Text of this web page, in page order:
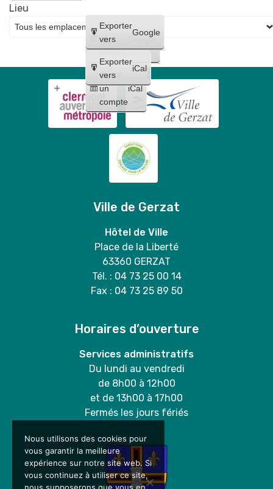
Créer
un
compte
Google
Créer
un
compte
iCal
Exporter
vers
Google
Exporter
vers
iCal
Lieu
Ville de Gerzat
Hôtel de Ville
Place de la Liberté
63360 GERZAT
Tél. : 04 73 25 00 14
Fax : 04 73 25 89 50
Horaires d’ouverture
Services administratifs
Du lundi au vendredi
de 8h00 à 12h00
et de 13h00 à 17h00
Fermés les jours fériés
Nous utilisons des cookies pour
vous garantir la meilleure
expérience sur notre site web. Si
vous continuez à utiliser ce site,